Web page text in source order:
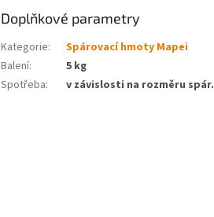
Doplňkové parametry
Kategorie:
Spárovací hmoty Mapei
Balení:
5 kg
Spotřeba: v závislosti na rozměru spár.